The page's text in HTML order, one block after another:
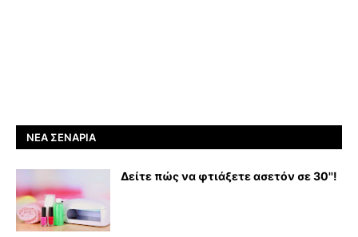
ΝΈΑ ΣΕΝΆΡΙΑ
Δείτε πώς να φτιάξετε ασετόν σε 30''!